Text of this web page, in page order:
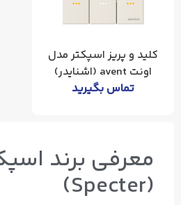
کلید و پریز اسپکتر مدل
اونت avent (اشنایدر)
تماس بگیرید
معرفی برند
(Specter)